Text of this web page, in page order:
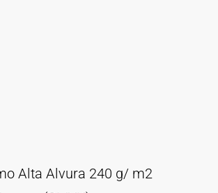
Alta Alvura 240 g/ m2